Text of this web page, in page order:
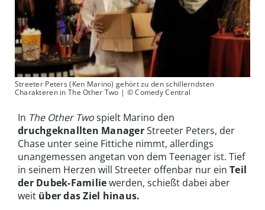
Streeter Peters (Ken Marino) gehört zu den schillerndsten
Charakteren in The Other Two | © Comedy Central
In The Other Twospielt Marino den
druchgeknallten ManagerStreeter Peters, der
Chase unter seine Fittiche nimmt, allerdings
unangemessen angetan von dem Teenager ist. Tief
in seinem Herzen will Streeter offenbar nur ein Teil
der Dubek-Familiewerden, schießt dabei aber
weit über das Ziel hinaus.